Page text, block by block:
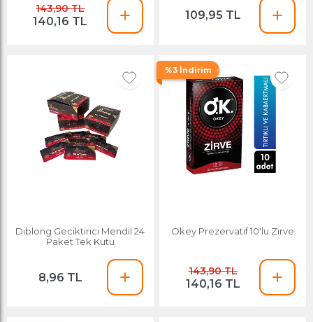
143,90 TL
140,16 TL 109,95 TL
Diblong Geciktirici Mendil 24
Paket Tek Kutu
8,96 TL
%3 İndirim
Okey Prezervatif 10'lu Zirve
143,90 TL
140,16 TL